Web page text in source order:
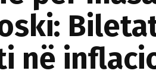
në